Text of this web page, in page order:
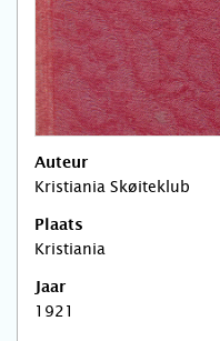
Auteur
Kristiania Skøiteklub
Plaats
Kristiania
Jaar
1921